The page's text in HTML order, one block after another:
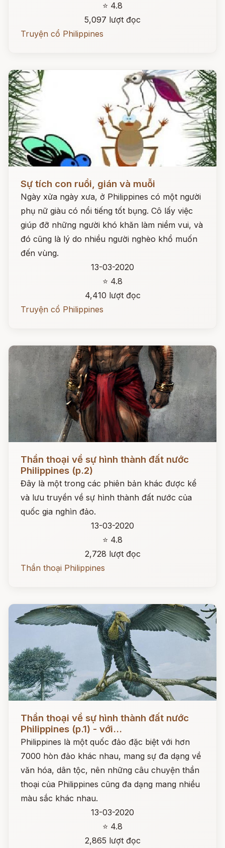
⭐ 4.8
5,097 lượt đọc
Truyện cổ Philippines
Sự tích con ruồi, gián và muỗi
Ngày xửa ngày xưa, ở Philippines có một người
phụ nữ giàu có nổi tiếng tốt bụng. Cô lấy việc
giúp đỡ những người khó khăn làm niềm vui, và
đó cũng là lý do nhiều người nghèo khổ muốn
đến vùng.
13-03-2020
⭐ 4.8
4,410 lượt đọc
Truyện cổ Philippines
Đọc ngay
Thần thoại về sự hình thành đất nước
Philippines (p.2)
Đây là một trong các phiên bản khác được kể
và lưu truyền về sự hình thành đất nước của
quốc gia nghìn đảo.
13-03-2020
⭐ 4.8
2,728 lượt đọc
Thần thoại Philippines
Đọc ngay
Thần thoại về sự hình thành đất nước
Philippines (p.1) - với...
Philippines là một quốc đảo đặc biệt với hơn
7000 hòn đảo khác nhau, mang sự đa dạng về
văn hóa, dân tộc, nên những câu chuyện thần
thoại của Philippines cũng đa dạng mang nhiều
màu sắc khác nhau.
13-03-2020
⭐ 4.8
2,865 lượt đọc